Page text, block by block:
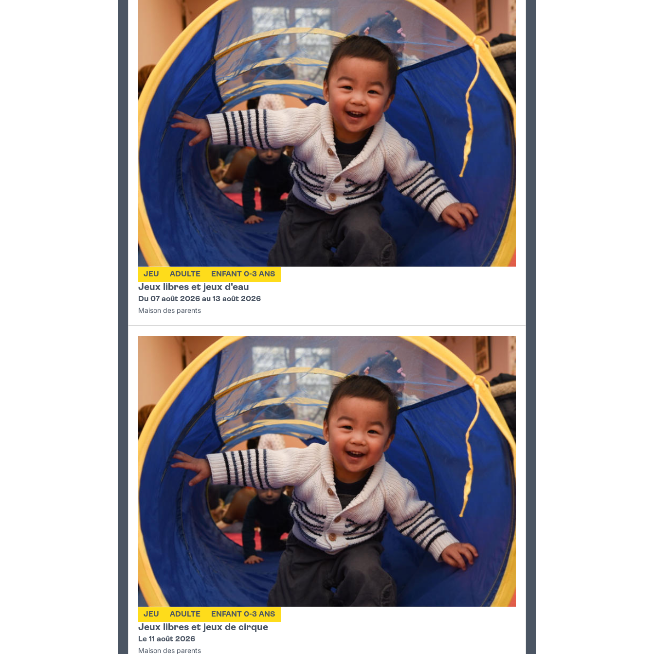
À partir de 4 ans
Jeux en bois et jeux surdimensionnés
Un espace inspiré par des classiques des jeux de Kermesse et d’Estaminet, parfois méconnus
Jeux en bois, jeux d’adresse, babyfoot…
Zone de gratuité spéciale jeux, jouets, livres, jardinage et bricolage !
Offrez une seconde vie à vos jeux, jouets, objets de jardinage et de bricolage tout en favorisant la
solidarité !
En savoir plus
Espace multimédia réalisé par le service jeunesse de la ville
PlayStation, Switch, borne d’arcade
Espace détente et sensibilisation aux écrans
Jeux de société
Jeux du monde, jeux familiaux, jeux experts, nouveautés, découvertes…
Spectacles
3 spectacles répartis sur l’ensemble de la journée, dans le parc et en musique :
Initiations rollers
Activité proposée et encadrée par l’USV roller.
Zone de restauration
Tenu par un restaurant de la ville et des associations
Vous pouvez aussi venir avec votre pique-nique
Mini-golf
Echecs
Avec l'USV Echecs
Initiation et perfectionnement aux échecs
Boxe : 1 gant 1 livre
Avec l'Académie des boxes, animation boxe et sensibilisation à la lecture.
Bibliomobile
Ronde des histoires : histoires, albums et contes qui font parfois peur, souvent rire et toujours rêver. À
partir de 4 ans
La cabane qui lit : Découvrez les albums coups de coeur des bibliothécaires avec le dispositif Bookinou,
ou créez votre propre aventure grâce aux Lunii !
Jeux libres et jeux d'eau
JEU ADULTE ENFANT 0-3 ANS
Du 07 août 2026 au 13 août 2026
Maison des parents
Jeux libres et jeux de cirque
JEU ADULTE ENFANT 0-3 ANS
Le 11 août 2026
Maison des parents